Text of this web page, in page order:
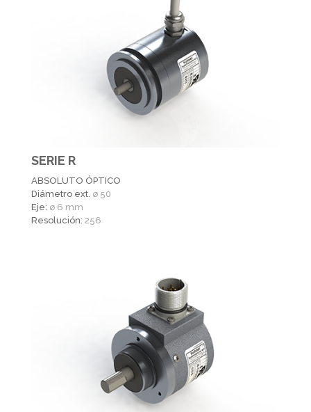
SERIE R
ABSOLUTO ÓPTICO
Diámetro ext. ø 50
Eje: ø 6 mm
Resolución: 256